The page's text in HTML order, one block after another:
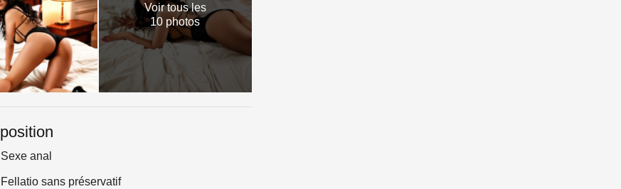
Voir tous les
10 photos
Sexe anal
Fellatio sans préservatif